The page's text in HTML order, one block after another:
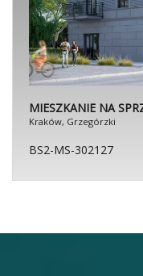
MIESZKANIE NA
Kraków, Grzegórzki
BS2-MS-302127